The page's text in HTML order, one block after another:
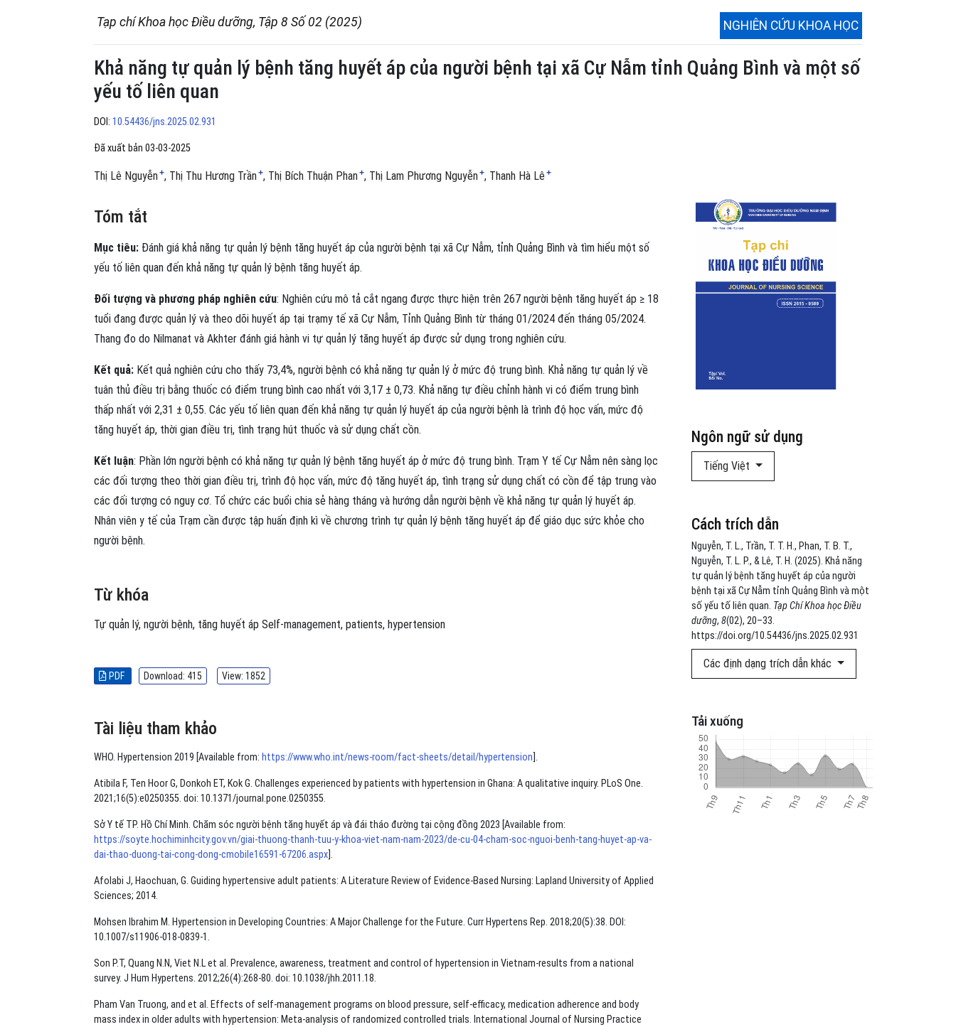
Tạp chí Khoa học Điều dưỡng, Tập 8 Số 02 (2025) NGHIÊN CỨU KHOA HỌC
Khả năng tự quản lý bệnh tăng huyết áp của người bệnh tại xã Cự Nẫm tỉnh Quảng Bình và một số
yếu tố liên quan
DOI: 10.54436/jns.2025.02.931
Đã xuất bản 03-03-2025
Thị Lê Nguyễn+ Thị Thu Hương Trần+ Thị Bích Thuận Phan+ Thị Lam Phương Nguyễn+ Thanh Hà Lê +
Ngôn ngữ sử dụng
Tiếng Việt
Cách trích dẫn
Nguyễn, T. L., Trần, T. T. H., Phan, T. B. T.,
Nguyễn, T. L. P., & Lê, T. H. (2025). Khả năng
tự quản lý bệnh tăng huyết áp của người
bệnh tại xã Cự Nẫm tỉnh Quảng Bình và một
số yếu tố liên quan. Tạp Chí Khoa học Điều
dưỡng, 8(02), 20–33.
https://doi.org/10.54436/jns.2025.02.931
Các định dạng trích dẫn khác
Tải xuống
Tóm tắt
Mục tiêu: Đánh giá khả năng tự quản lý bệnh tăng huyết áp của người bệnh tại xã Cự Nẫm, tỉnh Quảng Bình và tìm hiểu một số
yếu tố liên quan đến khả năng tự quản lý bệnh tăng huyết áp.
Đối tượng và phương pháp nghiên cứu: Nghiên cứu mô tả cắt ngang được thực hiện trên 267 người bệnh tăng huyết áp ≥ 18
tuổi đang được quản lý và theo dõi huyết áp tại trạmy tế xã Cự Nẫm, Tỉnh Quảng Bình từ tháng 01/2024 đến tháng 05/2024.
Thang đo do Nilmanat và Akhter đánh giá hành vi tự quản lý tăng huyết áp được sử dụng trong nghiên cứu.
Kết quả: Kết quả nghiên cứu cho thấy 73,4%, người bệnh có khả năng tự quản lý ở mức độ trung bình. Khả năng tự quản lý về
tuân thủ điều trị bằng thuốc có điểm trung bình cao nhất với 3,17 ± 0,73. Khả năng tự điều chỉnh hành vi có điểm trung bình
thấp nhất với 2,31 ± 0,55. Các yếu tố liên quan đến khả năng tự quản lý huyết áp của người bệnh là trình độ học vấn, mức độ
tăng huyết áp, thời gian điều trị, tình trạng hút thuốc và sử dụng chất cồn.
Kết luận: Phần lớn người bệnh có khả năng tự quản lý bệnh tăng huyết áp ở mức độ trung bình. Trạm Y tế Cự Nẫm nên sàng lọc
các đối tượng theo thời gian điều trị, trình độ học vấn, mức độ tăng huyết áp, tình trạng sử dụng chất có cồn để tập trung vào
các đối tượng có nguy cơ. Tổ chức các buổi chia sẻ hàng tháng và hướng dẫn người bệnh về khả năng tự quản lý huyết áp.
Nhân viên y tế của Trạm cần được tập huấn định kì về chương trình tự quản lý bệnh tăng huyết áp để giáo dục sức khỏe cho
người bệnh.
Từ khóa
Tự quản lý, người bệnh, tăng huyết áp Self-management, patients, hypertension
PDF Download: 415 View: 1852
Tài liệu tham khảo
WHO. Hypertension 2019 [Available from: https://www.who.int/news-room/fact-sheets/detail/hypertension].
Atibila F, Ten Hoor G, Donkoh ET, Kok G. Challenges experienced by patients with hypertension in Ghana: A qualitative inquiry. PLoS One.
2021;16(5):e0250355. doi: 10.1371/journal.pone.0250355.
Sở Y tế TP. Hồ Chí Minh. Chăm sóc người bệnh tăng huyết áp và đái tháo đường tại cộng đồng 2023 [Available from:
https://soyte.hochiminhcity.gov.vn/giai-thuong-thanh-tuu-y-khoa-viet-nam-nam-2023/de-cu-04-cham-soc-nguoi-benh-tang-huyet-ap-va-
dai-thao-duong-tai-cong-dong-cmobile16591-67206.aspx].
Afolabi J, Haochuan, G. Guiding hypertensive adult patients: A Literature Review of Evidence-Based Nursing: Lapland University of Applied
Sciences; 2014.
Mohsen Ibrahim M. Hypertension in Developing Countries: A Major Challenge for the Future. Curr Hypertens Rep. 2018;20(5):38. DOI:
10.1007/s11906-018-0839-1.
Son P.T, Quang N.N, Viet N.L et al. Prevalence, awareness, treatment and control of hypertension in Vietnam-results from a national
survey. J Hum Hypertens. 2012;26(4):268-80. doi: 10.1038/jhh.2011.18.
Pham Van Truong, and et al. Effects of self-management programs on blood pressure, self-efficacy, medication adherence and body
mass index in older adults with hypertension: Meta-analysis of randomized controlled trials. International Journal of Nursing Practice